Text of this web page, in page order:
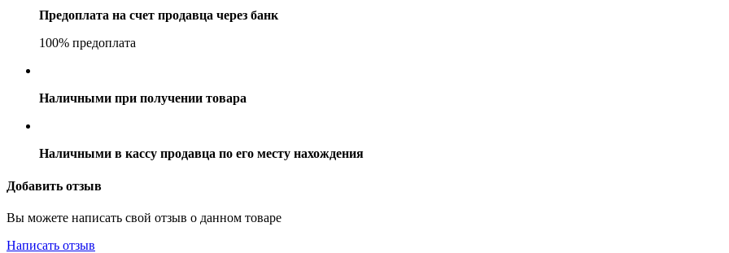
Предоплата на счет продавца через банк
100% предоплата
Наличными при получении товара
Наличными в кассу продавца по его месту нахождения
Добавить отзыв
Вы можете написать свой отзыв о данном товаре
Написать отзыв